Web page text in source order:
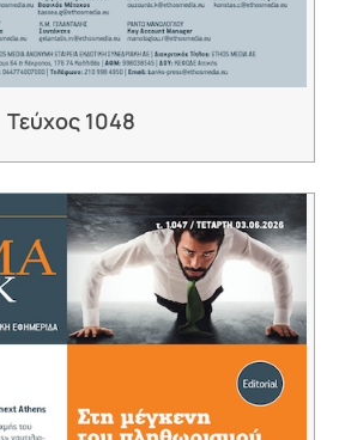
Τεύχος 1048